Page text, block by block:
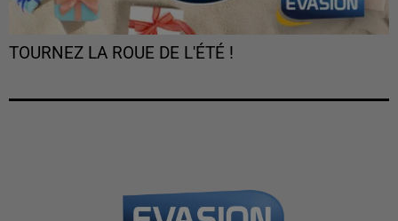
TOURNEZ LA ROUE DE L'ÉTÉ !